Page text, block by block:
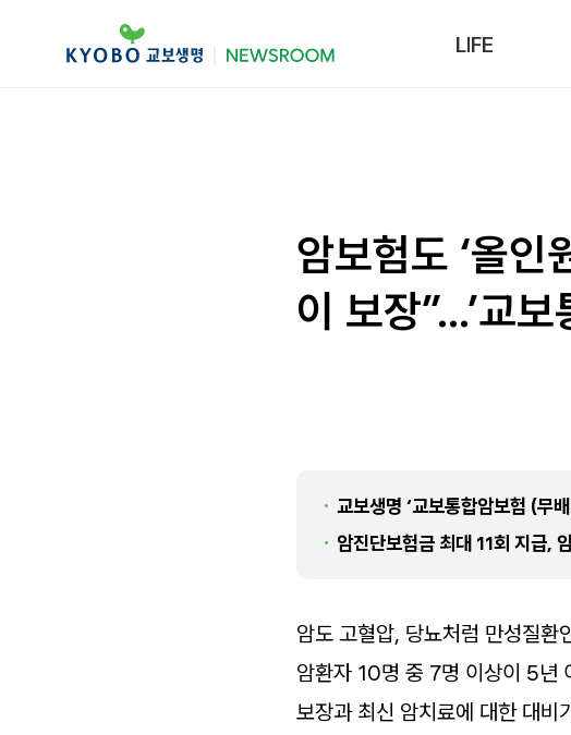
LIFE
암보험도 ‘올인
이 보장”…’교보
교보생명 ‘교보통합암보험 (무
암진단보험금 최대 11회 지급,
암도 고혈압, 당뇨처럼 만성질
암환자 10명 중 7명 이상이 5년
보장과 최신 암치료에 대한 대비